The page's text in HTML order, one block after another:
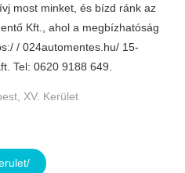
most minket, és bízd ránk az
Kft., ahol a megbízhatóság
/ 024automentes.hu/ 15-
Tel: 0620 9188 649.
XV. Kerület